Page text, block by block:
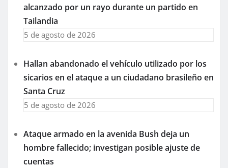
alcanzado por un rayo durante un partido en
Tailandia
5 de agosto de 2026
Hallan abandonado el vehículo utilizado por los
sicarios en el ataque a un ciudadano brasileño en
Santa Cruz
5 de agosto de 2026
Ataque armado en la avenida Bush deja un
hombre fallecido; investigan posible ajuste de
cuentas